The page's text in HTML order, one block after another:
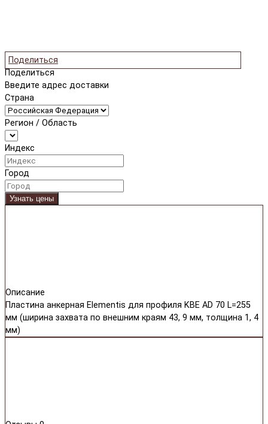
Поделиться
Поделиться
Введите адрес доставки
Страна
Регион / Область
Индекс
Город
Узнать цены
Описание
Пластина анкерная Elementis для профиля KBE AD 70 L=255
мм (ширина захвата по внешним краям 43, 9 мм, толщина 1, 4
мм)